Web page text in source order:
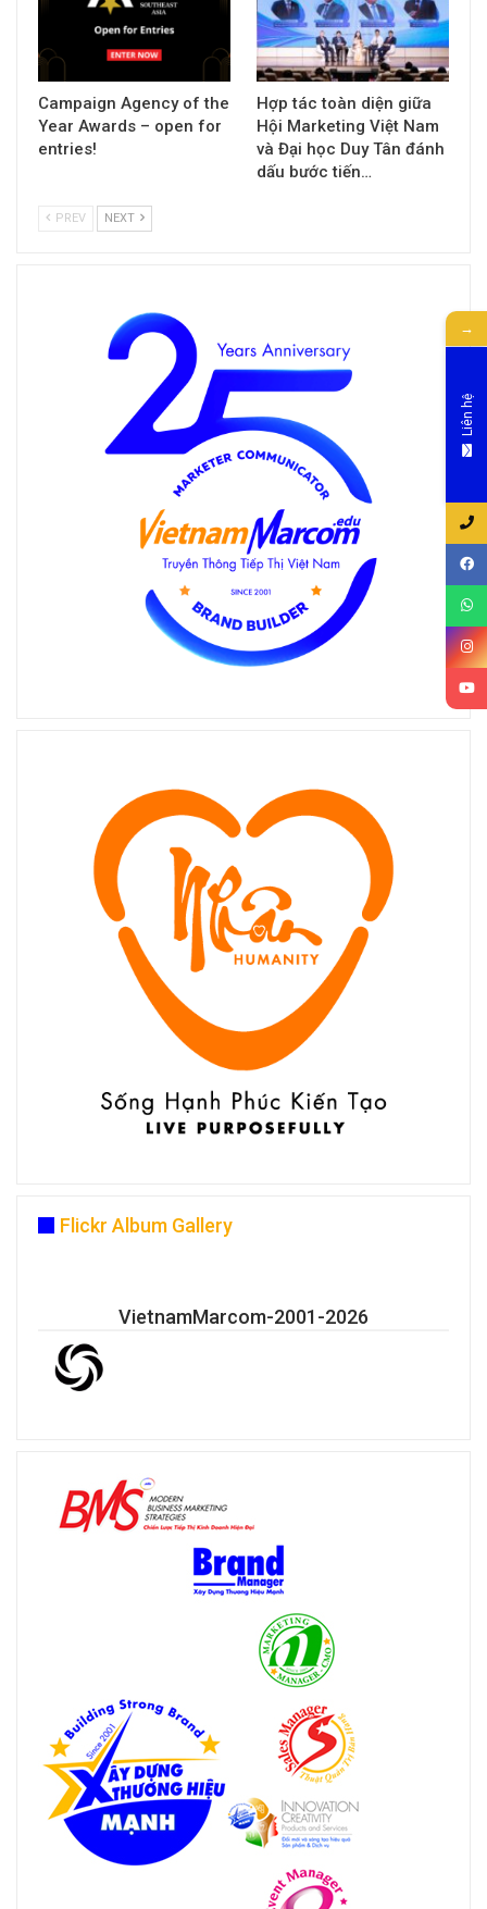
Campaign Agency of the
Year Awards – open for
entries!
Hợp tác toàn diện giữa
Hội Marketing Việt Nam
và Đại học Duy Tân đánh
dấu bước tiến…
PREV NEXT
Flickr Album Gallery
VietnamMarcom-2001-2026
→
Liên hệ